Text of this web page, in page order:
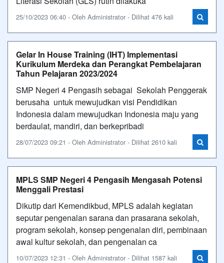
25/10/2023 06:40 - Oleh Administrator - Dilihat 476 kali
Gelar In House Training (IHT) Implementasi
Kurikulum Merdeka dan Perangkat Pembelajaran
Tahun Pelajaran 2023/2024
SMP Negeri 4 Pengasih sebagai Sekolah Penggerak
berusaha untuk mewujudkan visi Pendidikan
Indonesia dalam mewujudkan Indonesia maju yang
berdaulat, mandiri, dan berkepribadi
28/07/2023 09:21 - Oleh Administrator - Dilihat 2610 kali
MPLS SMP Negeri 4 Pengasih Mengasah Potensi
Menggali Prestasi
Dikutip dari Kemendikbud, MPLS adalah kegiatan
seputar pengenalan sarana dan prasarana sekolah,
program sekolah, konsep pengenalan diri, pembinaan
awal kultur sekolah, dan pengenalan ca
10/07/2023 12:31 - Oleh Administrator - Dilihat 1587 kali